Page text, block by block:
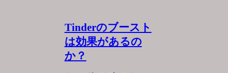
Tinderのブースト
は効果があるの
か？